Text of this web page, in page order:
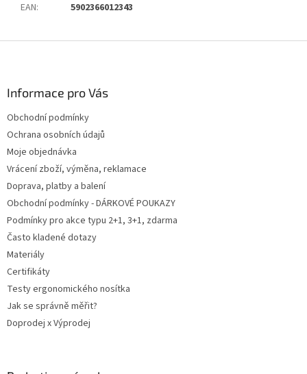
EAN: 5902366012343
Informace pro Vás
Obchodní podmínky
Ochrana osobních údajů
Moje objednávka
Vrácení zboží, výměna, reklamace
Doprava, platby a balení
Obchodní podmínky - DÁRKOVÉ POUKAZY
Podmínky pro akce typu 2+1, 3+1, zdarma
Často kladené dotazy
Materiály
Certifikáty
Testy ergonomického nosítka
Jak se správně měřit?
Doprodej x Výprodej